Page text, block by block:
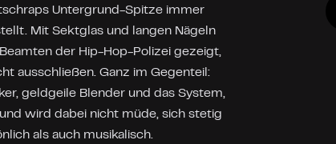
Untergrund-Spitze immer
Mit Sektglas und langen Nägeln
der Hip-Hop-Polizei gezeigt,
ausschließen. Ganz im Gegenteil:
geldgeile Blender und das System,
wird dabei nicht müde, sich stetig
als auch musikalisch.